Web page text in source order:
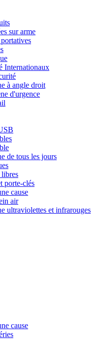
sur arme
Internationaux
à angle droit
d'urgence
de tous les jours
porte-clés
cause
air
ultraviolettes et infrarouges
cause